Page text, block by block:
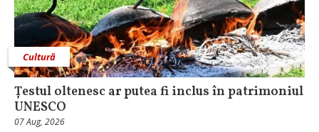
Cultură
Țestul oltenesc ar putea fi inclus în patrimoniul
UNESCO
07 Aug, 2026